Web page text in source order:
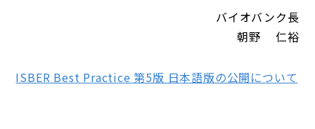
バイオバンク長
朝野 仁裕
ISBER Best Practice 第5版 日本語版の公開について